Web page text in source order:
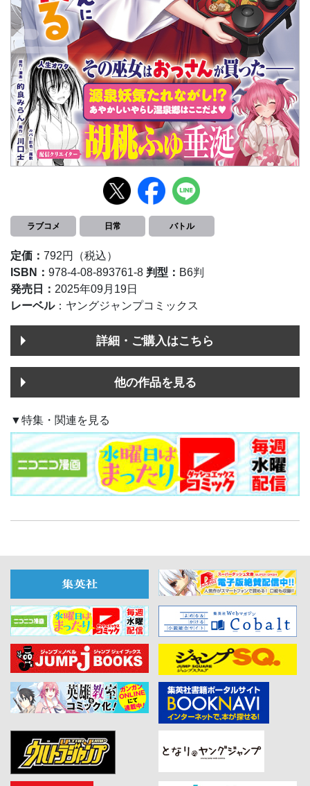
ラブコメ 日常 バトル
定価： 792円（税込）
ISBN： 978-4-08-893761-8 判型： B6判
発売日： 2025年09月19日
レーベル：ヤングジャンプコミックス
詳細・ご購入はこちら
他の作品を見る
▼特集・関連を見る